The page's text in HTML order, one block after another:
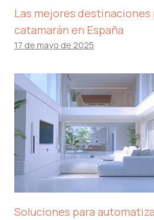
Las mejores destinaciones
catamarán en España
17 de mayo de 2025
Soluciones para